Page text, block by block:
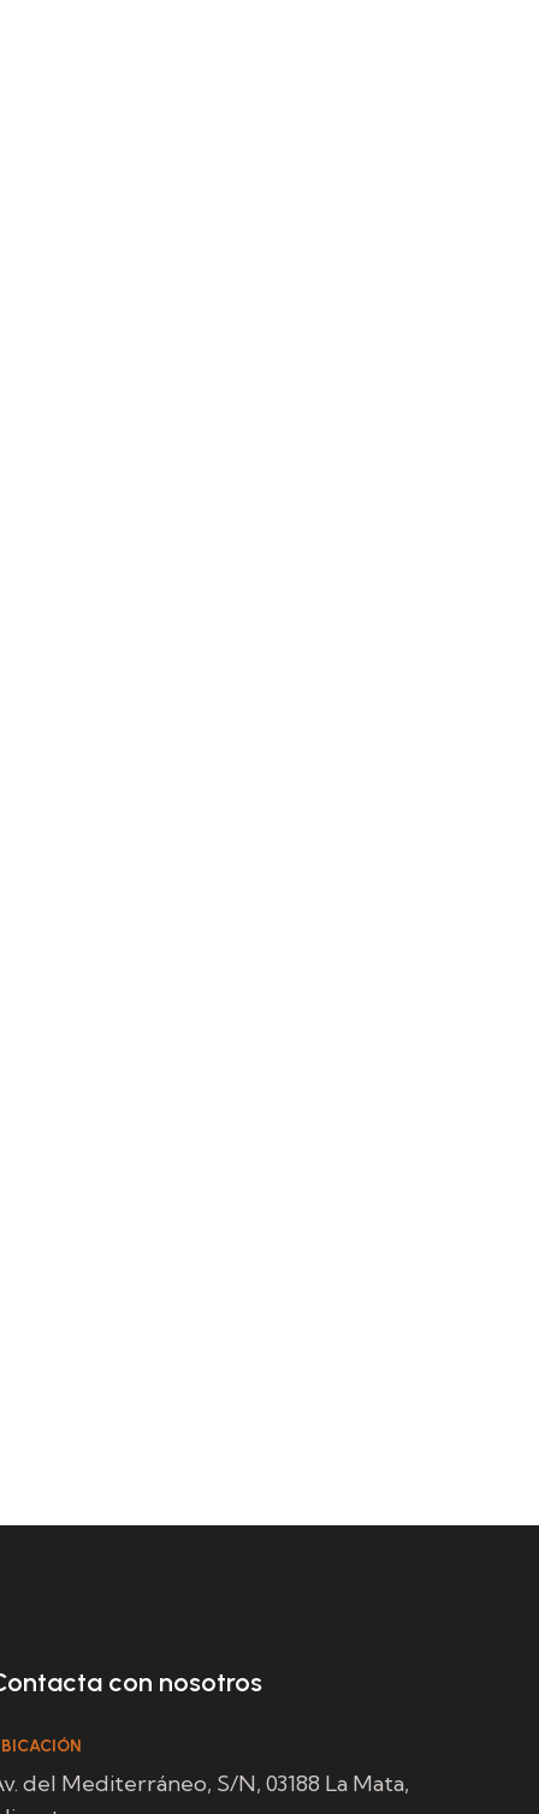
con nosotros
del Mediterráneo, S/N, 03188 La Mata,